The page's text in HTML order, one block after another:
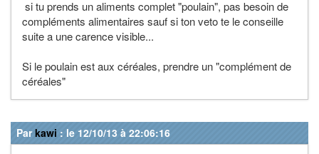
si tu prends un aliments complet "poulain", pas besoin de
compléments alimentaires sauf si ton veto te le conseille
suite a une carence visible...
Si le poulain est aux céréales, prendre un "complément de
céréales"
Parkawi : le 12/10/13 à 22:06:16